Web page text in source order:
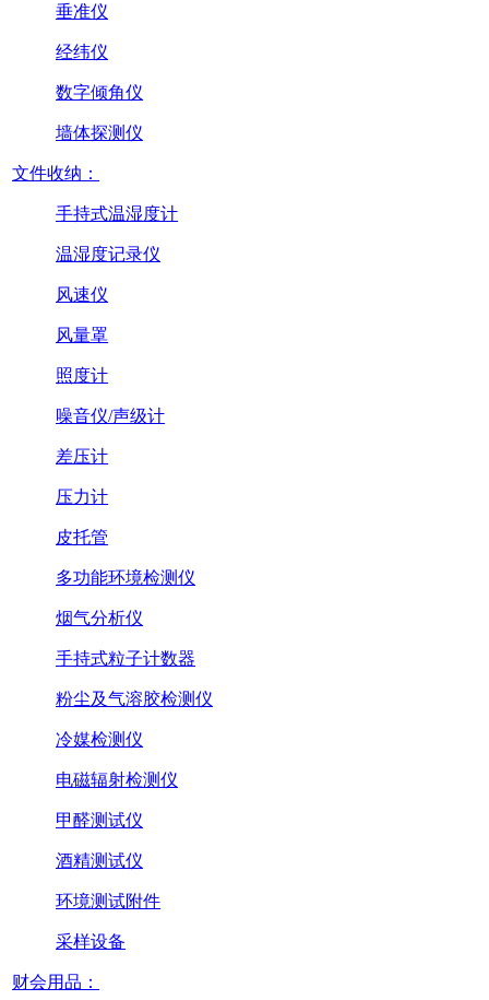
垂准仪
经纬仪
数字倾角仪
墙体探测仪
文件收纳：
手持式温湿度计
温湿度记录仪
风速仪
风量罩
照度计
噪音仪/声级计
差压计
压力计
皮托管
多功能环境检测仪
烟气分析仪
手持式粒子计数器
粉尘及气溶胶检测仪
冷媒检测仪
电磁辐射检测仪
甲醛测试仪
酒精测试仪
环境测试附件
采样设备
财会用品：